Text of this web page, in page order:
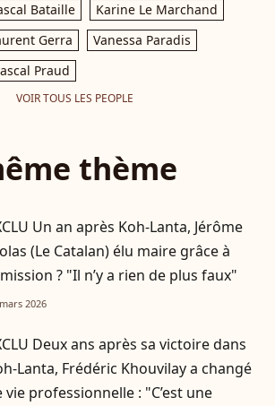
Bataille
Karine Le Marchand
Gerra
Vanessa Paradis
Praud
VOIR TOUS LES PEOPLE
thème
Un an après Koh-Lanta, Jérôme
(Le Catalan) élu maire grâce à
? "Il n’y a rien de plus faux"
2026
Deux ans après sa victoire dans
Lanta, Frédéric Khouvilay a changé
vie professionnelle : "C’est une